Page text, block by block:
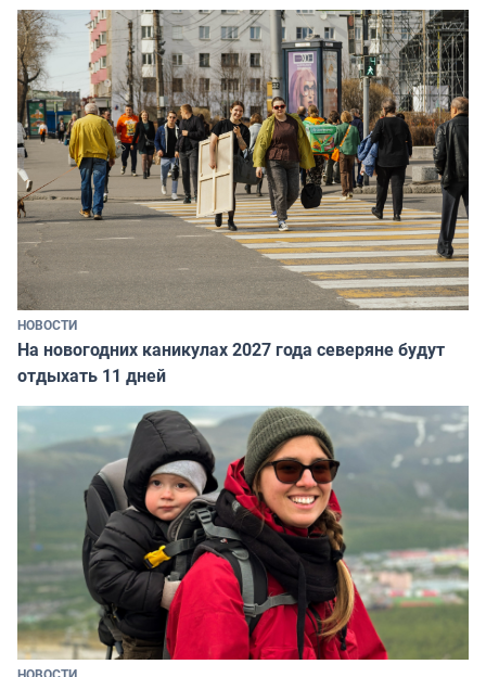
НОВОСТИ
На новогодних каникулах 2027 года северяне будут
отдыхать 11 дней